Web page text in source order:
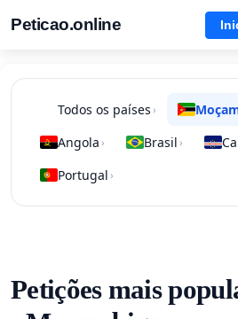
Peticao.online
Todos os países ›
Angola › Brasil ›
Portugal ›
Petições mais